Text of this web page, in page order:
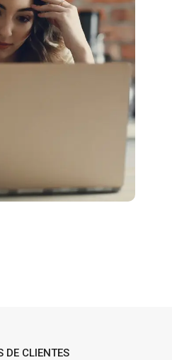
DE CLIENTES